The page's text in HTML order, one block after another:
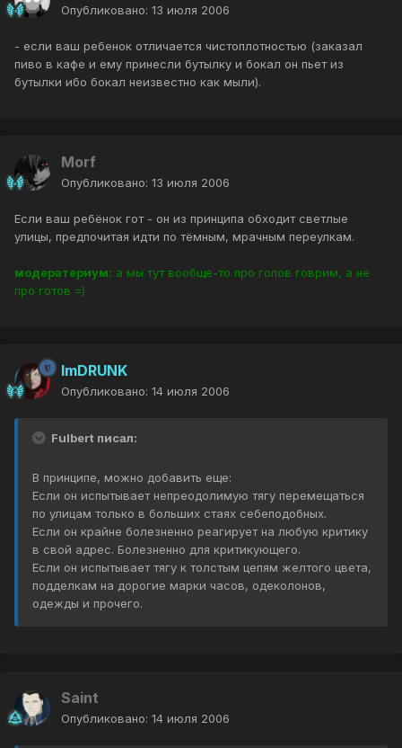
Опубликовано: 13 июля 2006
- если ваш ребенок отличается чистоплотностью (заказал
пиво в кафе и ему принесли бутылку и бокал он пьет из
бутылки ибо бокал неизвестно как мыли).
Morf
Опубликовано: 13 июля 2006
Если ваш ребёнок гот - он из принципа обходит светлые
улицы, предпочитая идти по тёмным, мрачным переулкам.
модератериум: а мы тут вообще-то про гопов говрим, а не
про готов =)
ImDRUNK
Опубликовано: 14 июля 2006
Fulbert писал:
В принципе, можно добавить еще:
Если он испытывает непреодолимую тягу перемещаться
по улицам только в больших стаях себеподобных.
Если он крайне болезненно реагирует на любую критику
в свой адрес. Болезненно для критикующего.
Если он испытывает тягу к толстым цепям желтого цвета,
подделкам на дорогие марки часов, одеколонов,
одежды и прочего.
Saint
Опубликовано: 14 июля 2006